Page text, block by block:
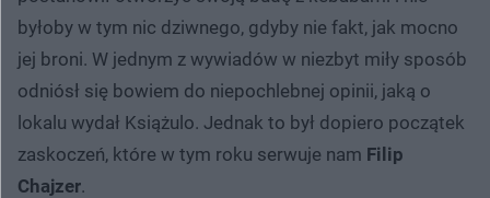
byłoby w tym nic dziwnego, gdyby nie fakt, jak mocno
jej broni. W jednym z wywiadów w niezbyt miły sposób
odniósł się bowiem do niepochlebnej opinii, jaką o
lokalu wydał Książulo. Jednak to był dopiero początek
zaskoczeń, które w tym roku serwuje nam Filip
Chajzer.